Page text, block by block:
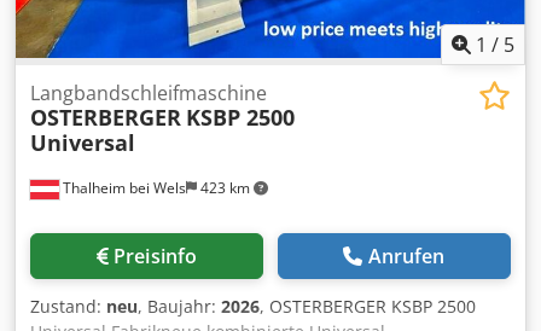
1 / 5
Thalheim bei Wels 423 km
Langbandschleifmaschine
OSTERBERGER KSBP 2500
Universal
Preisinfo Anrufen
Zustand: neu, Baujahr: 2026, OSTERBERGER KSBP 2500